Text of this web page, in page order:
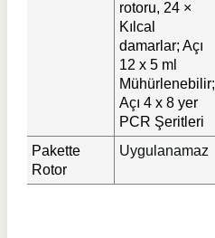
rotoru, 24 ×
Kılcal
damarlar; Açı
12 x 5 ml
Mühürlenebilir;
Açı 4 x 8 yer
PCR Şeritleri
Pakette
Rotor
Uygulanamaz